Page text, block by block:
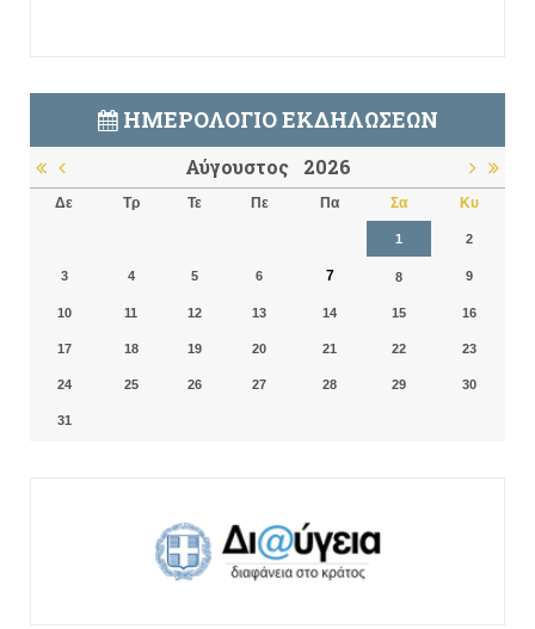
ΗΜΕΡΟΛΌΓΙΟ ΕΚΔΗΛΏΣΕΩΝ
Αύγουστος 2026
Δε Τρ Τε Πε Πα Σα Κυ
1 2
3 4 5 6 7 8 9
10 11 12 13 14 15 16
17 18 19 20 21 22 23
24 25 26 27 28 29 30
31